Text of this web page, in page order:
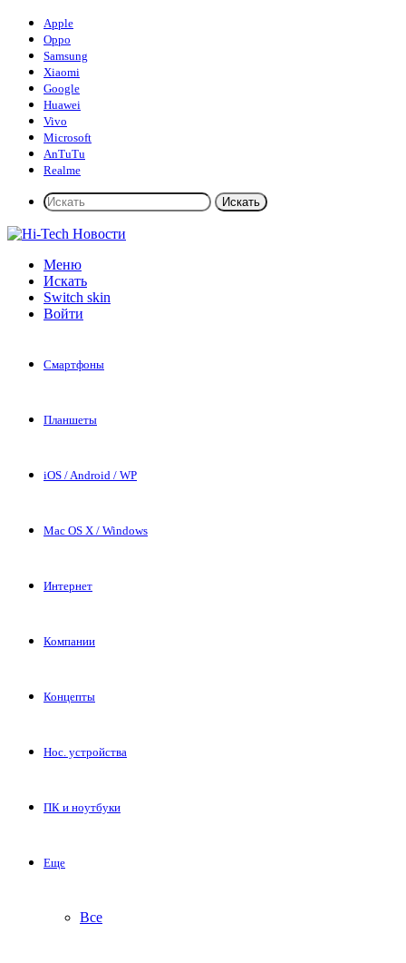
Apple
Oppo
Samsung
Xiaomi
Google
Huawei
Vivo
Microsoft
AnTuTu
Realme
Искать
Меню
Искать
Switch skin
Войти
Смартфоны
Планшеты
iOS / Android / WP
Mac OS X / Windows
Интернет
Компании
Концепты
Нос. устройства
ПК и ноутбуки
Еще
Все